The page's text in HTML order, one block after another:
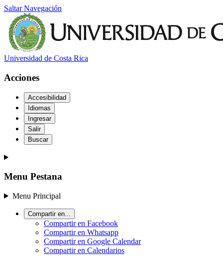
Saltar Navegación
Universidad de Costa Rica
Acciones
Accesibilidad
Idiomas
Ingresar
Salir
Buscar
Menu Pestana
Menu Principal
Compartir en...
Compartir en Facebook
Compartir en Whatsapp
Compartir en Google Calendar
Compartir en Calendarios